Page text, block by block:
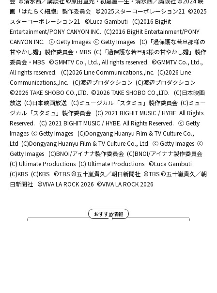
画「はたらく細胞」製作委員会 ©2025スターコーポレーション21 ©2025
スターコーポレーション21 ©Luca Gambuti (C)2016 BigHit
Entertainment/PONY CANYON INC. (C)2016 BigHit Entertainment/PONY
CANYON INC. ⓒ Getty Images ⓒ Getty Images (C)「過保護な若旦那様の
甘やかし婚」製作委員会・MBS (C)「過保護な若旦那様の甘やかし婚」製作
委員会・MBS ©GMMTV Co., Ltd., All rights reserved. ©GMMTV Co., Ltd.,
All rights reserved. (C)2026 Line Communications.,Inc. (C)2026 Line
Communications.,Inc. (C)渡辺プロダクション (C)渡辺プロダクション
©2026 TAKE SHOBO CO.,LTD. ©2026 TAKE SHOBO CO.,LTD. (C)日本映画
放送 (C)日本映画放送 (C)ミュージカル「スタミュ」製作委員会 (C)ミュー
ジカル「スタミュ」製作委員会 (C) 2021 BIGHIT MUSIC / HYBE. All Rights
Reserved. (C) 2021 BIGHIT MUSIC / HYBE. All Rights Reserved. ⓒ Getty
Images ⓒ Getty Images (C)Dongyang Huanyu Film & TV Culture Co.,
Ltd (C)Dongyang Huanyu Film & TV Culture Co., Ltd ⓒ Getty Images ⓒ
Getty Images (C)BNOI/アイナナ製作委員会 (C)BNOI/アイナナ製作委員会
(C) Ultimate Productions (C) Ultimate Productions ©Luca Gambuti
(C)KBS (C)KBS ©TBS ©五十嵐貴久／朝日新聞社 ©TBS ©五十嵐貴久／朝
日新聞社 ©️VIVA LA ROCK 2026 ©️VIVA LA ROCK 2026
おすすめ情報